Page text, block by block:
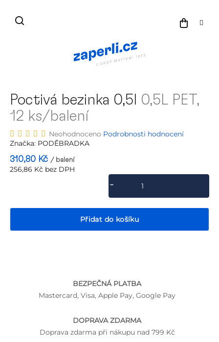
obsah
Poctivá bezinka 0,5l 0,5L PET,
12 ks/balení
Průměrné
hodnocení
je
0,0
Neohodnoceno Podrobnosti hodnocení
Značka: PODĚBRADKA
310,80 Kč / balení
256,86 Kč bez DPH
Přidat do košíku
BEZPEČNÁ PLATBA
Mastercard, Visa, Apple Pay, Google Pay
DOPRAVA ZDARMA
Doprava zdarma při nákupu nad 799 Kč